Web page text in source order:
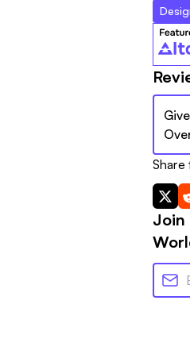
Share
Join